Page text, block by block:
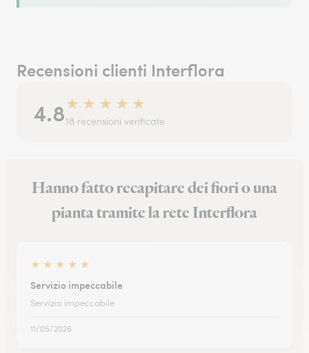
Recensioni clienti Interflora
4.8★ ★ ★ ★ ★
18 recensioni verificate
Hanno fatto recapitare dei fiori o una
pianta tramite la rete Interflora
★ ★ ★ ★ ★
Servizio impeccabile
Servizio impeccabile
11/05/2026